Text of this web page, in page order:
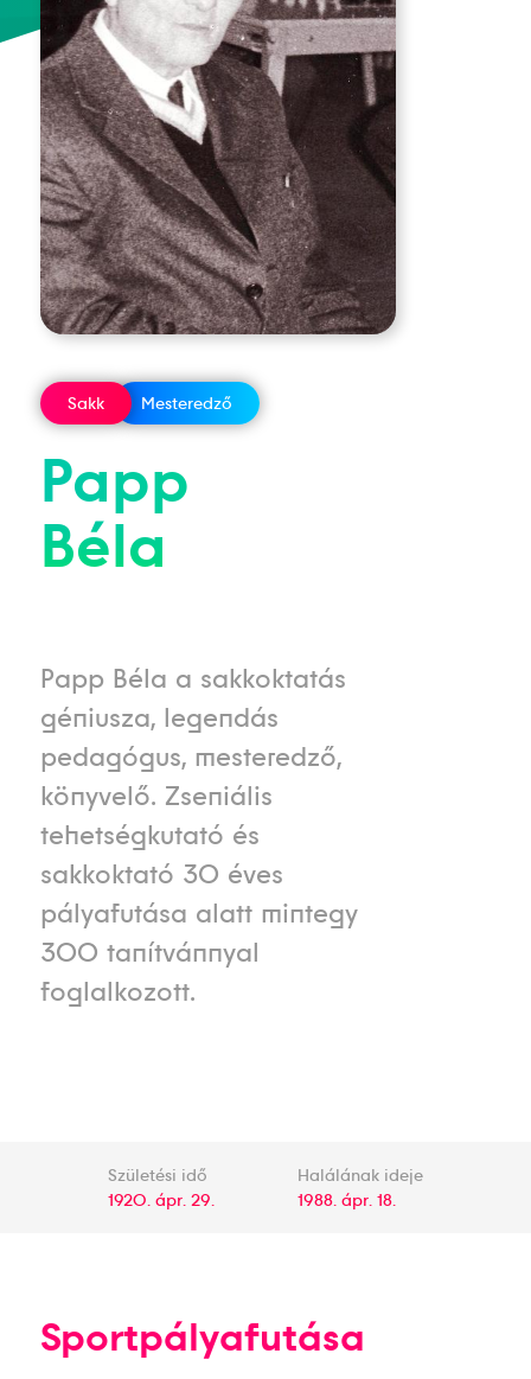
Sakk Mesteredző
Papp
Béla
Papp Béla a sakkoktatás
géniusza, legendás
pedagógus, mesteredző,
könyvelő. Zseniális
tehetségkutató és
sakkoktató 30 éves
pályafutása alatt mintegy
300 tanítvánnyal
foglalkozott.
Születési idő
1920. ápr. 29.
Halálának ideje
1988. ápr. 18.
Sportpályafutása